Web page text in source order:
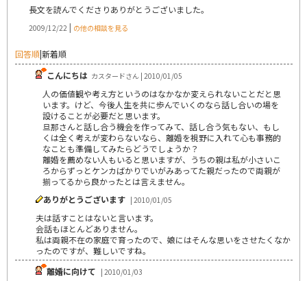
長文を読んでくださりありがとうございました。
2009/12/22 | の他の相談を見る
回答順|新着順
こんにちは カスタードさん | 2010/01/05
人の価値観や考え方というのはなかなか変えられないことだと思
います。けど、今後人生を共に歩んでいくのなら話し合いの場を
設けることが必要だと思います。
旦那さんと話し合う機会を作ってみて、話し合う気もない、もし
くは全く考えが変わらないなら、離婚を視野に入れて心も事務的
なことも準備してみたらどうでしょうか？
離婚を薦めない人もいると思いますが、うちの親は私が小さいこ
ろからずっとケンカばかりでいがみあってた親だったので両親が
揃ってるから良かったとは言えません。
ありがとうございます | 2010/01/05
夫は話すことはないと言います。
会話もほとんどありません。
私は両親不在の家庭で育ったので、娘にはそんな思いをさせたくなか
ったのですが、難しいですね。
離婚に向けて | 2010/01/03